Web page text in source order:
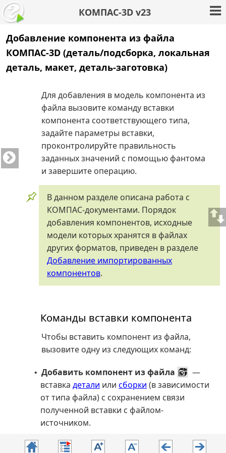
КОМПАС-3D v23
Добавление компонента из файла
КОМПАС-3D (деталь/подсборка, локальная
деталь, макет, деталь-заготовка)
Для добавления в модель компонента из
файла вызовите команду вставки
компонента соответствующего типа,
задайте параметры вставки,
проконтролируйте правильность
заданных значений с помощью фантома
и завершите операцию.
В данном разделе описана работа с
КОМПАС-документами. Порядок
добавления компонентов, исходные
модели которых хранятся в файлах
других форматов, приведен в разделе
Добавление импортированных
компонентов.
Команды вставки компонента
Чтобы вставить компонент из файла,
вызовите одну из следующих команд:
• Добавить компонент из файла
—
вставка детали или сборки (в зависимости
от типа файла) с сохранением связи
полученной вставки с файлом-
источником.
Способы вызова команды